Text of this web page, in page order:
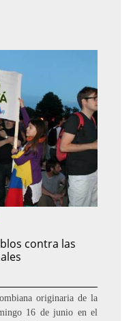
contra las
originaria de la
16 de junio en el